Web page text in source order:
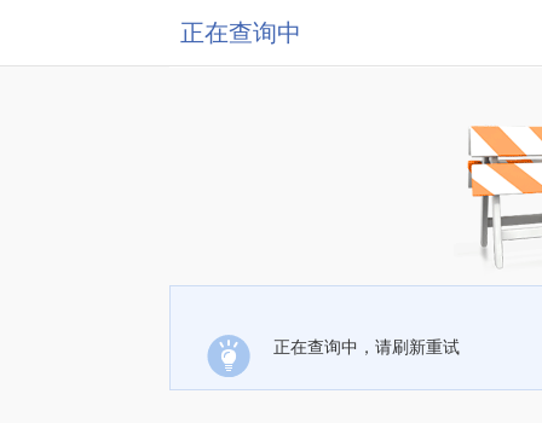
正在查询中
正在查询中，请刷新重试